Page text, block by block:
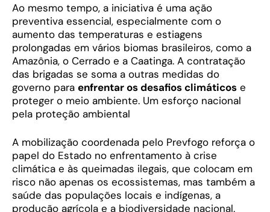
Ao mesmo tempo, a iniciativa é uma ação
preventiva essencial, especialmente com o
aumento das temperaturas e estiagens
prolongadas em vários biomas brasileiros, como a
Amazônia, o Cerrado e a Caatinga. A contratação
das brigadas se soma a outras medidas do
governo para enfrentar os desafios climáticos e
proteger o meio ambiente. Um esforço nacional
pela proteção ambiental
A mobilização coordenada pelo Prevfogo reforça o
papel do Estado no enfrentamento à crise
climática e às queimadas ilegais, que colocam em
risco não apenas os ecossistemas, mas também a
saúde das populações locais e indígenas, a
produção agrícola e a biodiversidade nacional.